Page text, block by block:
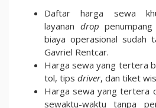
Daftar harga sewa
layanan drop
biaya operasional sudah
Gavriel Rentcar.
Harga sewa yang tertera
tol, tips driver, dan tiket
Harga sewa yang tertera
sewaktu-waktu tanpa